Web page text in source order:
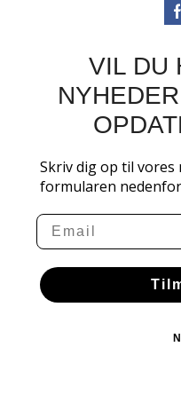
VIL DU
Skriv dig op til vores
formularen nedenfor
Email